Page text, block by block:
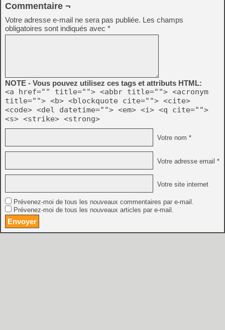
Commentaire ¬
Votre adresse e-mail ne sera pas publiée. Les champs
obligatoires sont indiqués avec *
NOTE - Vous pouvez utilisez ces tags et attributs HTML:
<a href="" title=""> <abbr title=""> <acronym
title=""> <b> <blockquote cite=""> <cite>
<code> <del datetime=""> <em> <i> <q cite="">
<s> <strike> <strong>
Votre nom *
Votre adresse email *
Votre site internet
Prévenez-moi de tous les nouveaux commentaires par e-mail.
Prévenez-moi de tous les nouveaux articles par e-mail.